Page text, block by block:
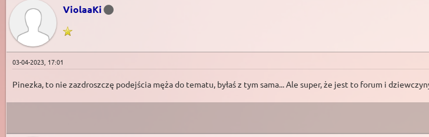
ViolaaKi
03-04-2023, 17:01
Pinezka, to nie zazdroszczę podejścia męża do tematu, byłaś z tym sama... Ale super, że jest to forum i